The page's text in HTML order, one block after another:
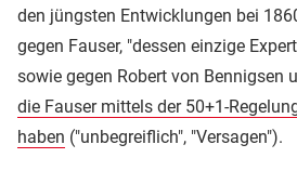
den jüngsten Entwicklungen bei
gegen Fauser, "dessen einzige
sowie gegen Robert von Bennigsen
die Fauser mittels der 50+1-
haben ("unbegreiflich", "Versagen").